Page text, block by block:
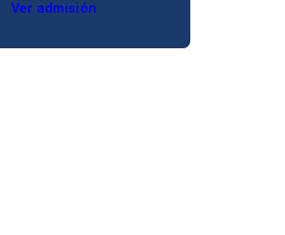
Ver admisión